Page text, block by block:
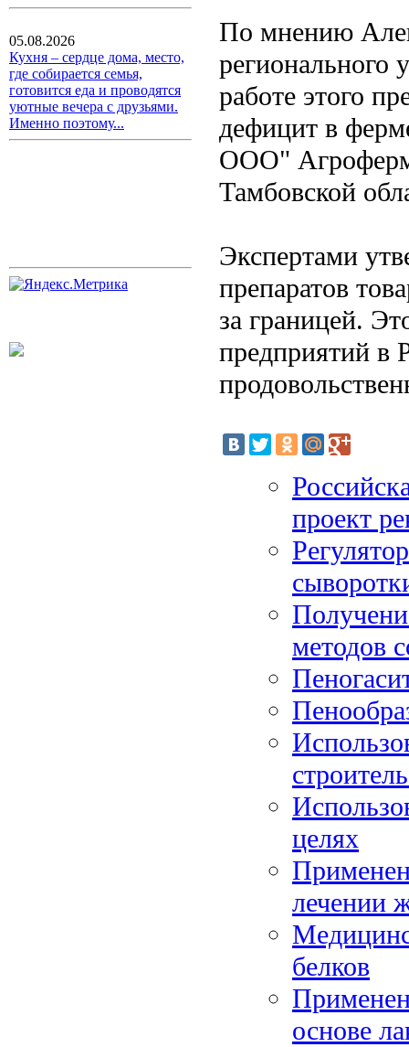
05.08.2026
Кухня – сердце дома, место,
где собирается семья,
готовится еда и проводятся
уютные вечера с друзьями.
Именно поэтому...
По мнению
регионального
работе этого
дефицит в
ООО"
Тамбовской
Экспертами
препаратов
за границей.
предприятий в
проект
методов
целях
лечении
белков
основе